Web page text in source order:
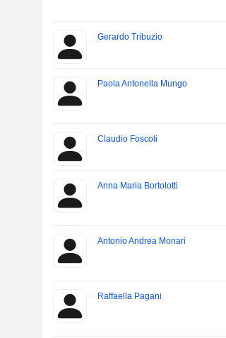
Gerardo Tribuzio
Paola Antonella Mungo
Claudio Foscoli
Anna Maria Bortolotti
Antonio Andrea Monari
Raffaella Pagani